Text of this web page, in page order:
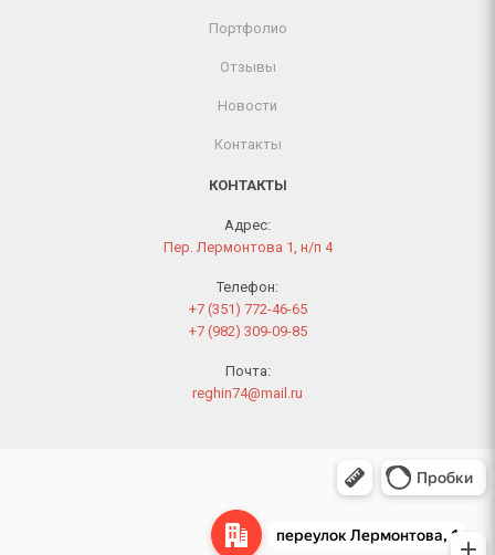
Портфолио
Отзывы
Новости
Контакты
КОНТАКТЫ
Адрес:
Пер. Лермонтова 1, н/п 4
Телефон:
+7 (351) 772-46-65
+7 (982) 309-09-85
Почта:
reghin74@mail.ru